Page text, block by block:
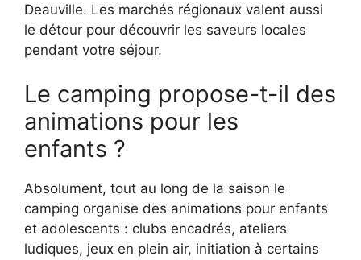
Deauville. Les marchés régionaux valent aussi
le détour pour découvrir les saveurs locales
pendant votre séjour.
Le camping propose-t-il des
animations pour les
enfants ?
Absolument, tout au long de la saison le
camping organise des animations pour enfants
et adolescents : clubs encadrés, ateliers
ludiques, jeux en plein air, initiation à certains